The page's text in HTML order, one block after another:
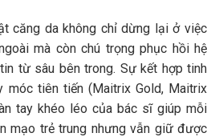
căng da không chỉ dừng lại ở việc
mà còn chú trọng phục hồi hệ
từ sâu bên trong. Sự kết hợp tinh
móc tiên tiến (Maitrix Gold, Maitrix
tay khéo léo của bác sĩ giúp mỗi
mạo trẻ trung nhưng vẫn giữ được